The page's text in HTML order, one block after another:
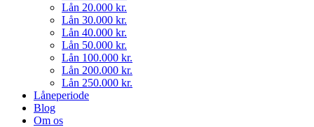
Lån 20.000 kr.
Lån 30.000 kr.
Lån 40.000 kr.
Lån 50.000 kr.
Lån 100.000 kr.
Lån 200.000 kr.
Lån 250.000 kr.
Låneperiode
Blog
Om os